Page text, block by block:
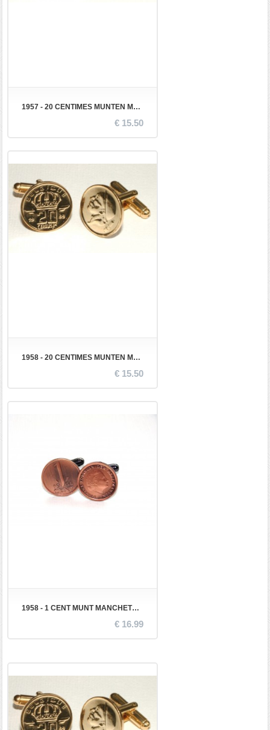
1957 - 20 CENTIMES MUNTEN MANCHETKNOPEN
€ 15.50
1958 - 20 CENTIMES MUNTEN MANCHETKNOPEN
€ 15.50
1958 - 1 CENT MUNT MANCHETKNOPEN
€ 16.99